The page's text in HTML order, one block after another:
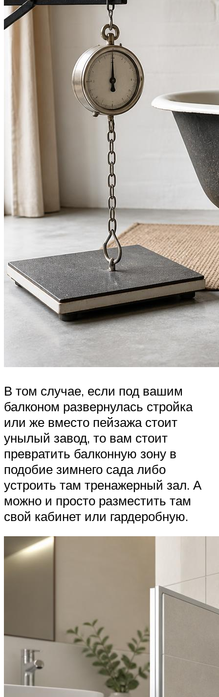
В том случае, если под вашим
балконом развернулась стройка
или же вместо пейзажа стоит
унылый завод, то вам стоит
превратить балконную зону в
подобие зимнего сада либо
устроить там тренажерный зал. А
можно и просто разместить там
свой кабинет или гардеробную.